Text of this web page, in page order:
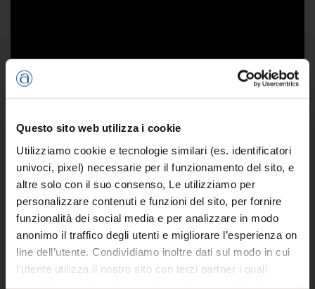
Questo sito web utilizza i cookie
Utilizziamo cookie e tecnologie similari (es. identificatori
univoci, pixel) necessarie per il funzionamento del sito, e
altre solo con il suo consenso, Le utilizziamo per
personalizzare contenuti e funzioni del sito, per fornire
funzionalità dei social media e per analizzare in modo
anonimo il traffico degli utenti e migliorare l’esperienza on
line dell’utente. Condividiamo inoltre dati sul modo in cui
l'utente utilizza il nostro sito con terzi partner i quali
In pratica si tratta di uno sportello virtuale a disposizione
degli operatori del look che offre orientamento, proposte di
servizio, opportunità per l’accesso a contributi, a chiunque
voglia avviare un progetto di comunicazione digitale.
Il portale consente non solo di accedere a una serie di video
tutorial sui temi della comunicazione digitale (dagli strumenti